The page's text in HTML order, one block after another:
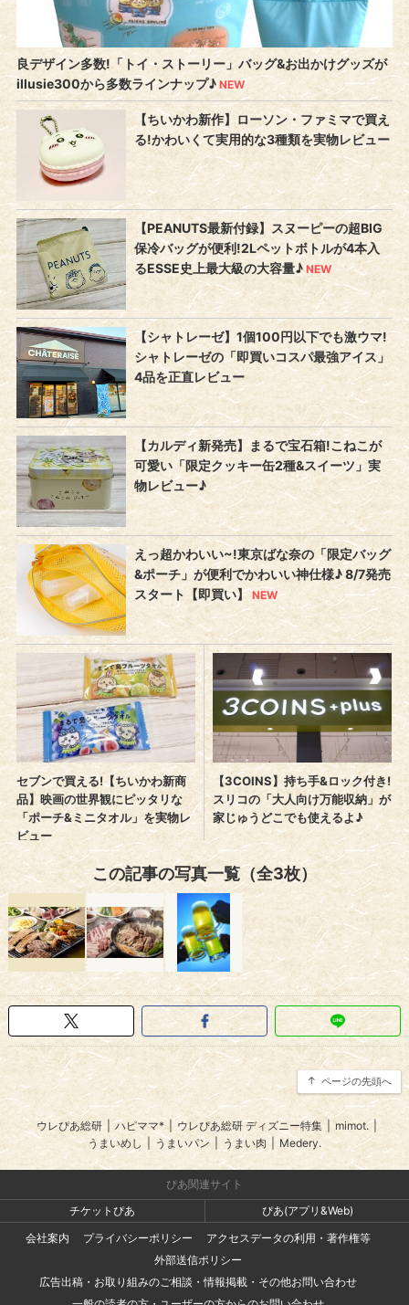
この記事の写真一覧（全3枚）
ページの先頭へ
ウレぴあ総研 | ハピママ* ウレぴあ総研 ディズニー特集 mimot. |
うまいめし | うまいパン うまい肉 | Medery.
ぴあ関連サイト
チケットぴあ
ぴあ(アプリ&Web)
会社案内
プライバシーポリシー
アクセスデータの利用・著作権等
外部送信ポリシー
広告出稿・お取り組みのご相談・情報掲載・その他お問い合わせ